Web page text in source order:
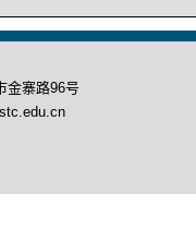
金寨路96号